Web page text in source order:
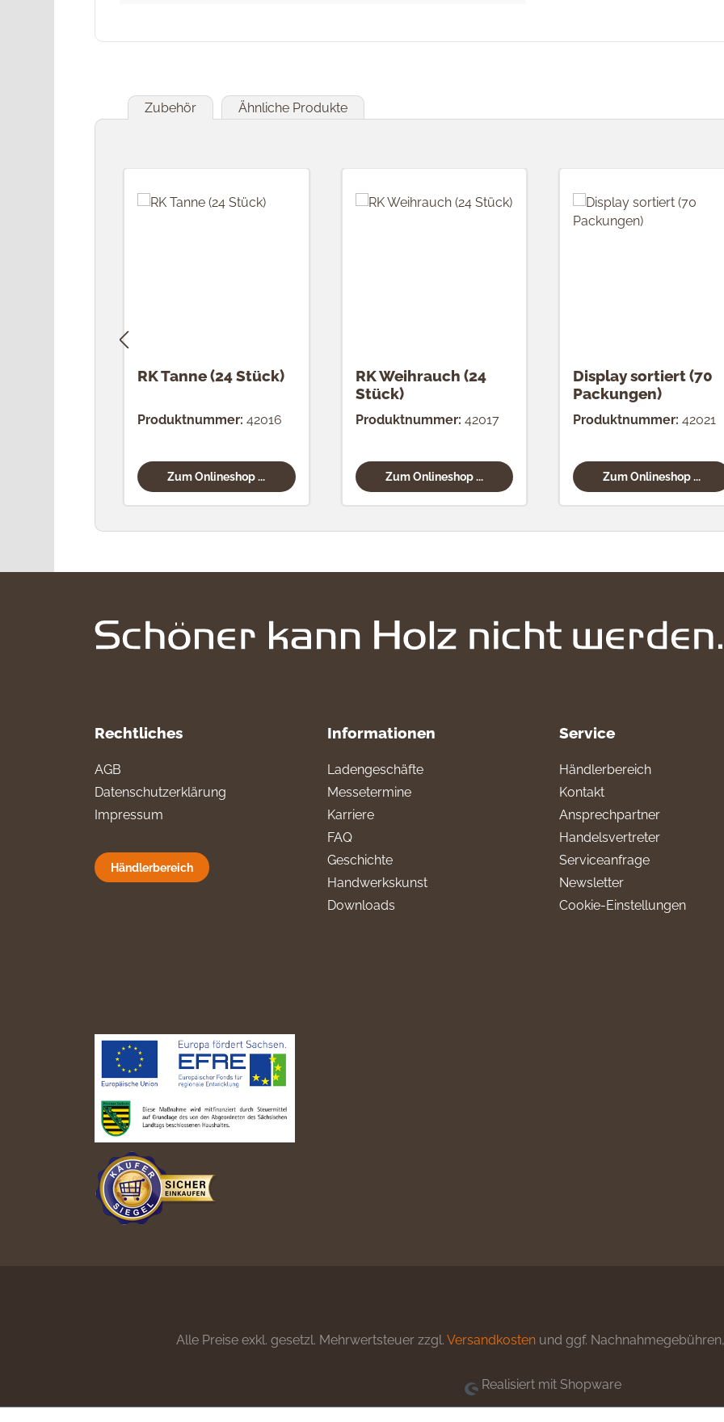
Zubehör Ähnliche Produkte
RK Tanne (24 Stück)
Produktnummer: 42016
Zum Onlineshop ...
RK Weihrauch (24
Stück)
Produktnummer: 42017
Zum Onlineshop ...
Display sortiert (70
Packungen)
Produktnummer: 42021
Zum Onlineshop ...
Rechtliches
AGB
Datenschutzerklärung
Impressum
Händlerbereich
Informationen
Ladengeschäfte
Messetermine
Karriere
FAQ
Geschichte
Handwerkskunst
Downloads
Service
Händlerbereich
Kontakt
Ansprechpartner
Handelsvertreter
Serviceanfrage
Newsletter
Cookie-Einstellungen
Alle Preise exkl. gesetzl. Mehrwertsteuer zzgl. Versandkosten und ggf.
Realisiert mit Shopware